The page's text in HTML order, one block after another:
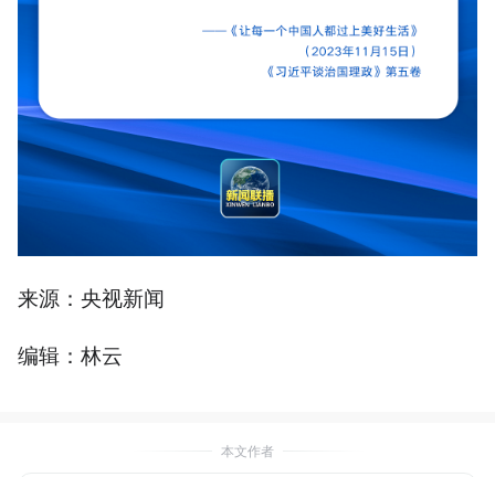
来源：央视新闻
编辑：林云
本文作者